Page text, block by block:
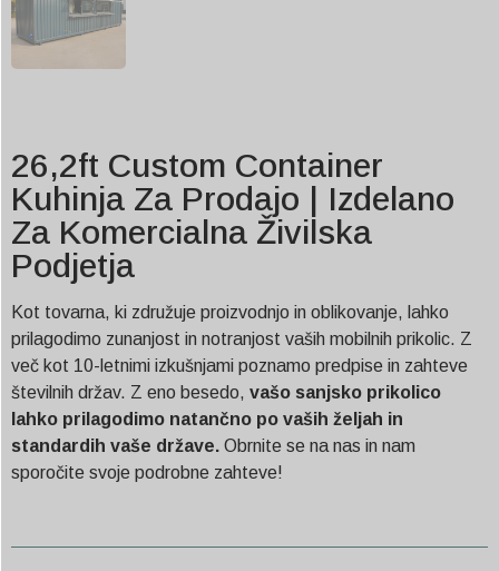
26,2ft Custom Container
Kuhinja Za Prodajo | Izdelano
Za Komercialna Živilska
Podjetja
Kot tovarna, ki združuje proizvodnjo in oblikovanje, lahko
prilagodimo zunanjost in notranjost vaših mobilnih prikolic. Z
več kot 10-letnimi izkušnjami poznamo predpise in zahteve
številnih držav. Z eno besedo, vašo sanjsko prikolico
lahko prilagodimo natančno po vaših željah in
standardih vaše države. Obrnite se na nas in nam
sporočite svoje podrobne zahteve!